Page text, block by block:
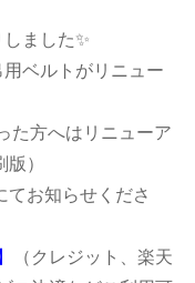
ました✨
ベルトがリニュー
た方へはリニューア
）
てお知らせくださ
】
（クレジット、楽天